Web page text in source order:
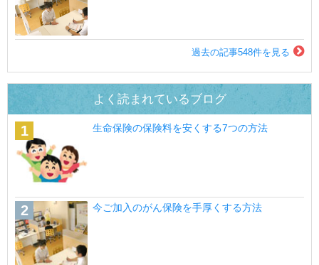
過去の記事548件を見る
よく読まれているブログ
生命保険の保険料を安くする7つの方法
今ご加入のがん保険を手厚くする方法